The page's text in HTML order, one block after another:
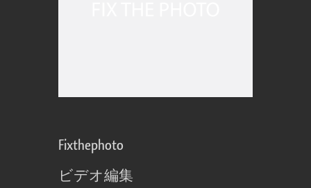
Fixthephoto
ビデオ編集